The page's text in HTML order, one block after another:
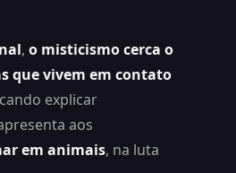
, o misticismo cerca o
que vivem em contato
explicar
aos
em animais, na luta